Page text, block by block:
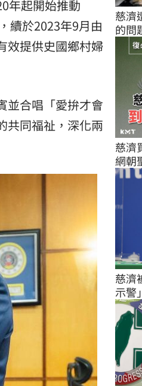
年起開始推動
續於2023年9月由
效提供史國鄉村婦
並合唱「愛拚才會
共同福祉，深化兩
慈濟
的問
慈濟
網朝
慈濟
示警」